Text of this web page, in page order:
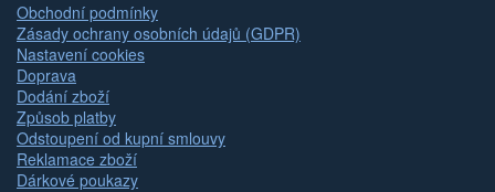
Obchodní podmínky
Zásady ochrany osobních údajů (GDPR)
Nastavení cookies
Doprava
Dodání zboží
Způsob platby
Odstoupení od kupní smlouvy
Reklamace zboží
Dárkové poukazy